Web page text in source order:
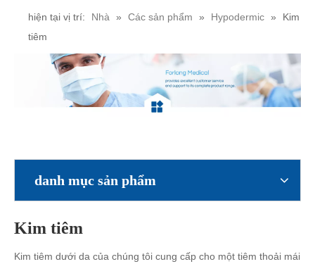
hiện tại vị trí: Nhà » Các sản phẩm » Hypodermic »
Kim
tiêm
danh mục sản phẩm
Kim tiêm
Kim tiêm dưới da của chúng tôi cung cấp cho một tiêm thoải mái